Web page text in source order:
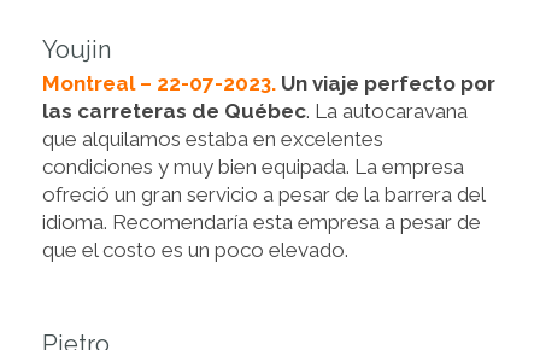
Youjin
Montreal – 22-07-2023. Un viaje perfecto por
las carreteras de Québec. La autocaravana
que alquilamos estaba en excelentes
condiciones y muy bien equipada. La empresa
ofreció un gran servicio a pesar de la barrera del
idioma. Recomendaría esta empresa a pesar de
que el costo es un poco elevado.